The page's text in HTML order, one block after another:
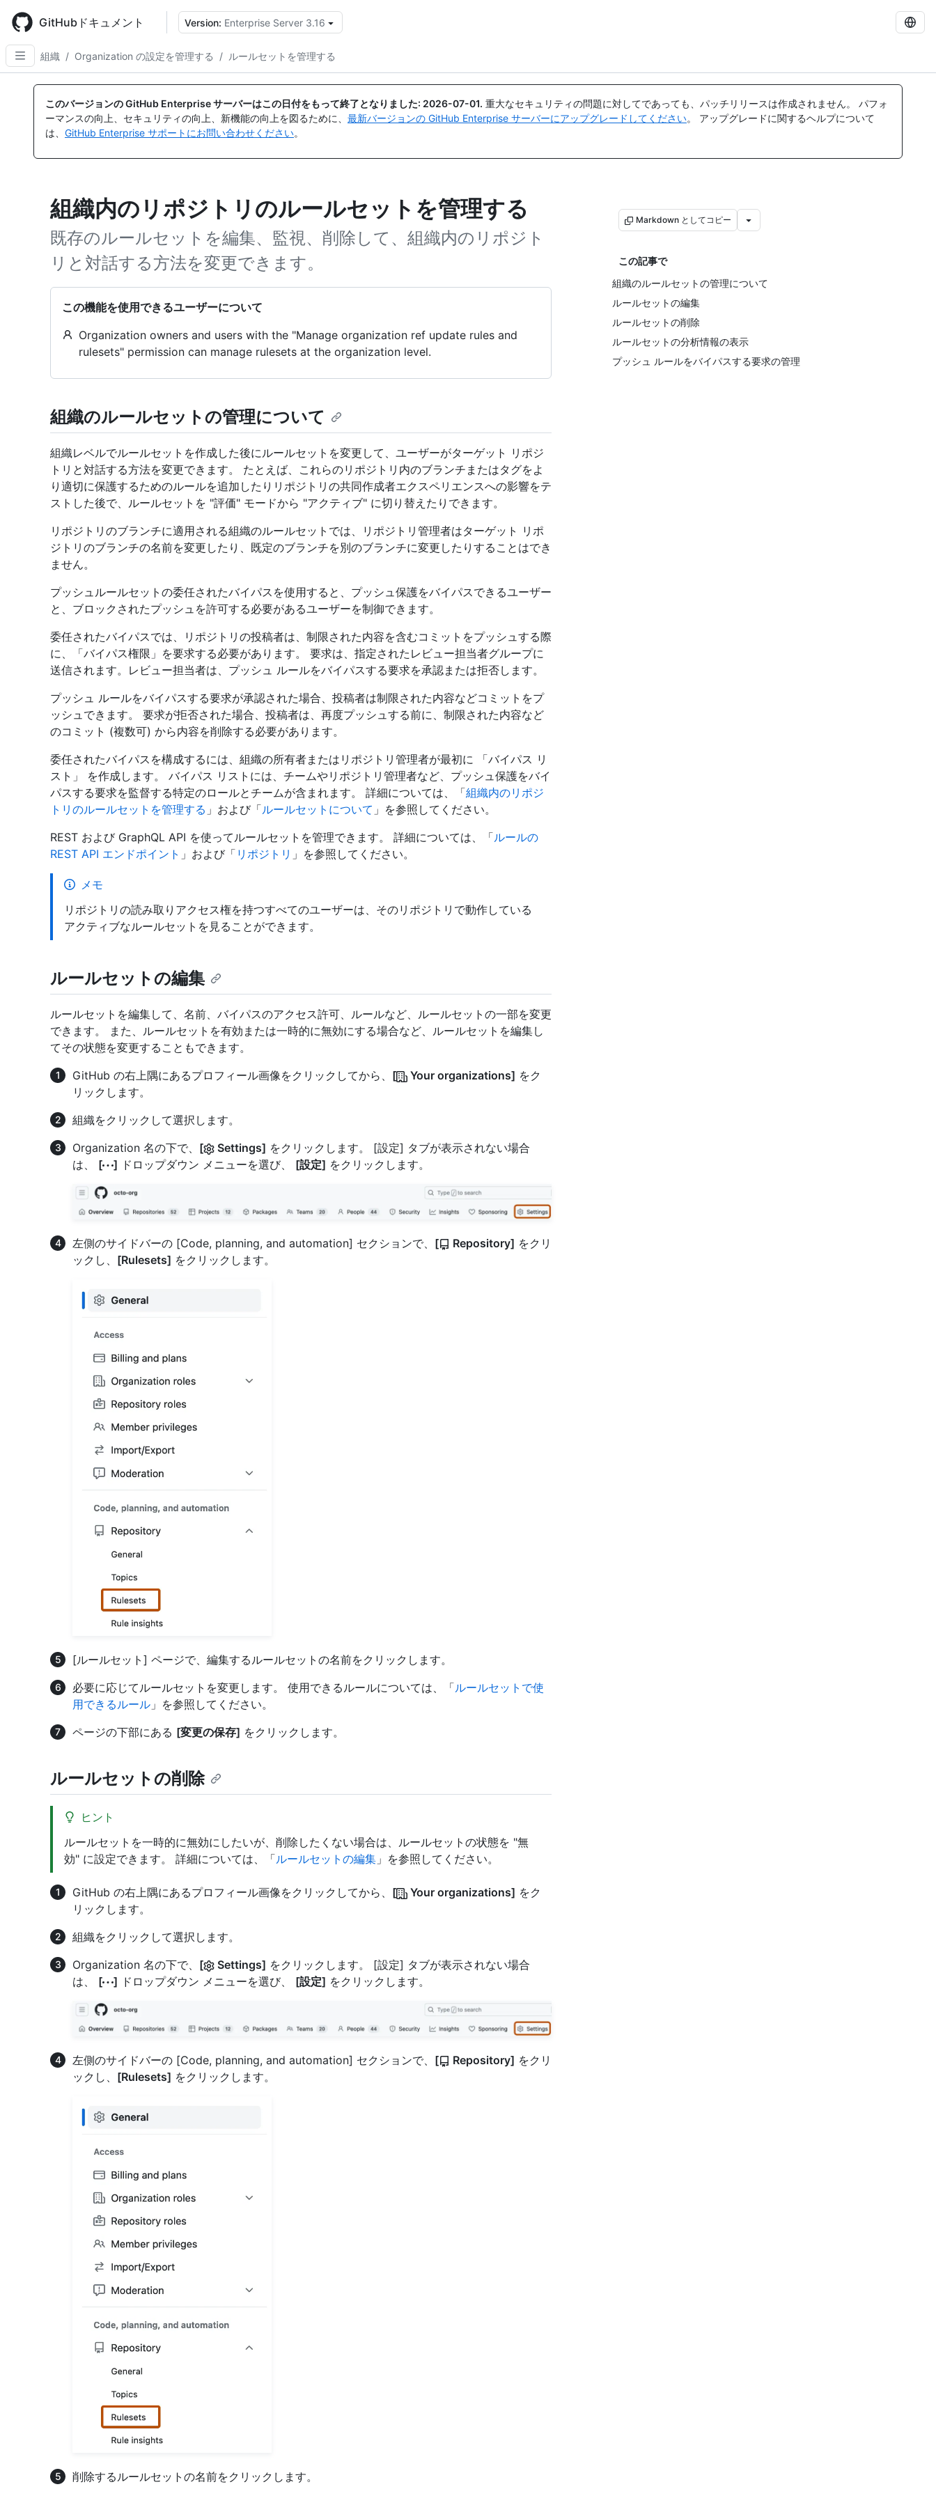
main
content
GitHubドキュメント Version: Enterprise Server 3.16
組織 / Organization の設定を管理する / ルールセットを管理する
このバージョンの GitHub Enterprise サーバーはこの日付をもって終了となりました: 2026-07-01. 重大なセキュリティの問題に対してであっても、パッチリリースは作成されません。 パフォ
ーマンスの向上、セキュリティの向上、新機能の向上を図るために、 最新バージョンの GitHub Enterprise サーバーにアップグレードしてください。 アップグレードに関するヘルプについて
は、 GitHub Enterprise サポートにお問い合わせください。
組織内のリポジトリのルールセットを管理する
既存のルールセットを編集、監視、削除して、組織内のリポジト
リと対話する方法を変更できます。
この機能を使用できるユーザーについて
Organization owners and users with the "Manage organization ref update rules and
rulesets" permission can manage rulesets at the organization level.
Markdown としてコピー
この記事で
組織のルールセットの管理について
ルールセットの編集
ルールセットの削除
ルールセットの分析情報の表示
プッシュ ルールをバイパスする要求の管理
組織のルールセットの管理について
組織レベルでルールセットを作成した後にルールセットを変更して、ユーザーがターゲット リポジ
トリと対話する方法を変更できます。 たとえば、これらのリポジトリ内のブランチまたはタグをよ
り適切に保護するためのルールを追加したりリポジトリの共同作成者エクスペリエンスへの影響をテ
ストした後で、ルールセットを "評価" モードから "アクティブ" に切り替えたりできます。
リポジトリのブランチに適用される組織のルールセットでは、リポジトリ管理者はターゲット リポ
ジトリのブランチの名前を変更したり、既定のブランチを別のブランチに変更したりすることはでき
ません。
プッシュルールセットの委任されたバイパスを使用すると、プッシュ保護をバイパスできるユーザー
と、ブロックされたプッシュを許可する必要があるユーザーを制御できます。
委任されたバイパスでは、リポジトリの投稿者は、制限された内容を含むコミットをプッシュする際
に、「バイパス権限」を要求する必要があります。 要求は、指定されたレビュー担当者グループに
送信されます。レビュー担当者は、プッシュ ルールをバイパスする要求を承認または拒否します。
プッシュ ルールをバイパスする要求が承認された場合、投稿者は制限された内容などコミットをプ
ッシュできます。 要求が拒否された場合、投稿者は、再度プッシュする前に、制限された内容など
のコミット (複数可) から内容を削除する必要があります。
委任されたバイパスを構成するには、組織の所有者またはリポジトリ管理者が最初に 「バイパス リ
スト」 を作成します。 バイパス リストには、チームやリポジトリ管理者など、プッシュ保護をバイ
パスする要求を監督する特定のロールとチームが含まれます。 詳細については、「組織内のリポジ
トリのルールセットを管理する 」および「ルールセットについて 」を参照してください。
REST および GraphQL API を使ってルールセットを管理できます。 詳細については、「ルールの
REST API エンドポイント 」および「 リポジトリ 」を参照してください。
メモ
リポジトリの読み取りアクセス権を持つすべてのユーザーは、そのリポジトリで動作している
アクティブなルールセットを見ることができます。
ルールセットの編集
ルールセットを編集して、名前、バイパスのアクセス許可、ルールなど、ルールセットの一部を変更
できます。 また、ルールセットを有効または一時的に無効にする場合など、ルールセットを編集し
てその状態を変更することもできます。
GitHub の右上隅にあるプロフィール画像をクリックしてから、 [ Your organizations] をク
リックします。
組織をクリックして選択します。
Organization 名の下で、 [ Settings] をクリックします。 [設定] タブが表示されない場合
は、 [ ] ドロップダウン メニューを選び、 [設定] をクリックします。
左側のサイドバーの [Code, planning, and automation] セクションで、 [ Repository] をクリ
ックし、 [Rulesets] をクリックします。
[ルールセット] ページで、編集するルールセットの名前をクリックします。
必要に応じてルールセットを変更します。 使用できるルールについては、「ルールセットで使
用できるルール 」を参照してください。
ページの下部にある [変更の保存] をクリックします。
ルールセットの削除
ヒント
ルールセットを一時的に無効にしたいが、削除したくない場合は、ルールセットの状態を "無
効" に設定できます。 詳細については、「ルールセットの編集 」を参照してください。
GitHub の右上隅にあるプロフィール画像をクリックしてから、 [ Your organizations] をク
リックします。
組織をクリックして選択します。
Organization 名の下で、 [ Settings] をクリックします。 [設定] タブが表示されない場合
は、 [ ] ドロップダウン メニューを選び、 [設定] をクリックします。
左側のサイドバーの [Code, planning, and automation] セクションで、 [ Repository] をクリ
ックし、 [Rulesets] をクリックします。
削除するルールセットの名前をクリックします。